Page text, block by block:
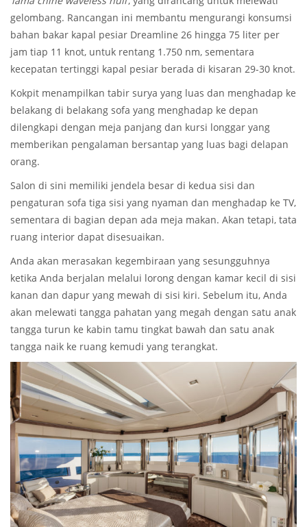
gelombang. Rancangan ini membantu mengurangi konsumsi
bahan bakar kapal pesiar Dreamline 26 hingga 75 liter per
jam tiap 11 knot, untuk rentang 1.750 nm, sementara
kecepatan tertinggi kapal pesiar berada di kisaran 29-30 knot.
Kokpit menampilkan tabir surya yang luas dan menghadap ke
belakang di belakang sofa yang menghadap ke depan
dilengkapi dengan meja panjang dan kursi longgar yang
memberikan pengalaman bersantap yang luas bagi delapan
orang.
Salon di sini memiliki jendela besar di kedua sisi dan
pengaturan sofa tiga sisi yang nyaman dan menghadap ke TV,
sementara di bagian depan ada meja makan. Akan tetapi, tata
ruang interior dapat disesuaikan.
Anda akan merasakan kegembiraan yang sesungguhnya
ketika Anda berjalan melalui lorong dengan kamar kecil di sisi
kanan dan dapur yang mewah di sisi kiri. Sebelum itu, Anda
akan melewati tangga pahatan yang megah dengan satu anak
tangga turun ke kabin tamu tingkat bawah dan satu anak
tangga naik ke ruang kemudi yang terangkat.